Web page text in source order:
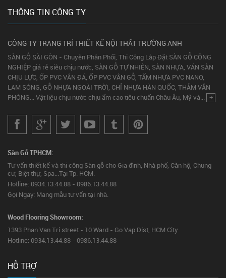
THÔNG TIN CÔNG TY
CÔNG TY TRANG TRÍ THIẾT KẾ NỘI THẤT TRƯỜNG ANH
SÀN GỖ SÀI GÒN - Chuyên Phân Phối, Thi Công Lắp Đặt SÀN GỖ CÔNG
NGHIỆP giá rẻ siêu chịu nước, SÀN GỖ TỰ NHIÊN, SÀN NHỰA, VÁN SÀN
CHỊU LỰC, ỐP PVC VÂN ĐÁ, ỐP PVC VÂN GỖ, TẤM NHỰA PVC NANO,
LAM SÓNG, GỖ NHỰA NGOÀI TRỜI, CHỈ NHỰA HÀN QUỐC, THẢM VĂN
PHÒNG... Vật liệu chịu nước chịu ẩm cao tiêu chuẩn Châu Âu, Mỹ và... +
Sàn Gỗ TPHCM:
Tư vấn thiết kế và thi công Sàn gỗ cho Gia đình, Nhà phố, Căn hộ, Chung
cư, Biệt thự, Spa...Tại Tp. HCM.
Hotline: 0934.13.44.88 - 0986.13.44.88
Gọi Ngay: Mang mẫu tư vấn tại nhà.
Wood Flooring Showroom:
1393 Phan Van Tri street - 10 Ward - Go Vap Dist, HCM City
Hotline: 0934.13.44.88 - 0986.13.44.88
HỖ TRỢ